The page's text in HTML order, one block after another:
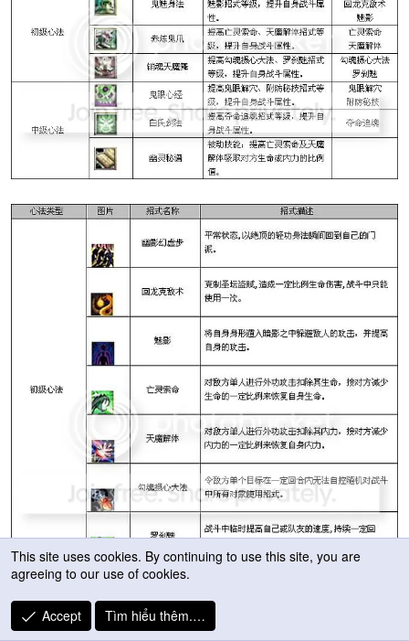
This site uses cookies. By continuing to use this site, you are
agreeing to our use of cookies.
Accept Tìm hiểu thêm.…